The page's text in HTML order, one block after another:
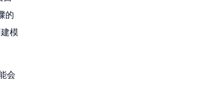
的
模
会